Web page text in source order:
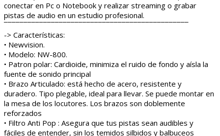
conectar en Pc o Notebook y realizar streaming o grabar
pistas de audio en un estudio profesional.
¯¯¯¯¯¯¯¯¯¯¯¯¯¯¯¯¯¯¯¯¯¯¯¯¯¯¯¯¯¯¯¯¯¯¯¯¯¯¯¯¯¯¯¯¯¯¯
-> Características:
• Newvision.
• Modelo: NW-800.
• Patron polar: Cardioide, minimiza el ruido de fondo y aísla la
fuente de sonido principal
• Brazo Articulado: está hecho de acero, resistente y
duradero. Tipo plegable, ideal para llevar. Se puede montar en
la mesa de los locutores. Los brazos son doblemente
reforzados
• Filtro Anti Pop : Asegura que tus pistas sean audibles y
fáciles de entender, sin los temidos silbidos y balbuceos